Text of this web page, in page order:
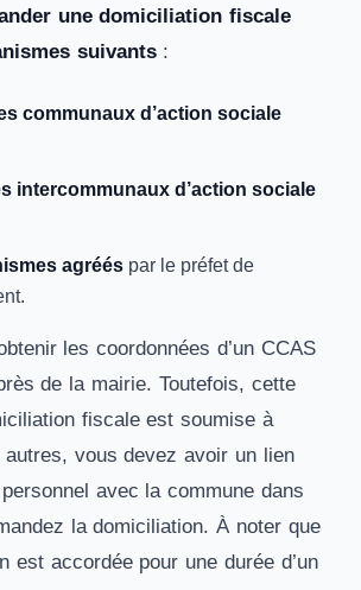
une domiciliation fiscale
suivants:
communaux d’action sociale
intercommunaux d’action sociale
agréés par le préfet de
les coordonnées d’un CCAS
de la mairie. Toutefois, cette
fiscale est soumise à
vous devez avoir un lien
avec la commune dans
la domiciliation. À noter que
est accordée pour une durée d’un